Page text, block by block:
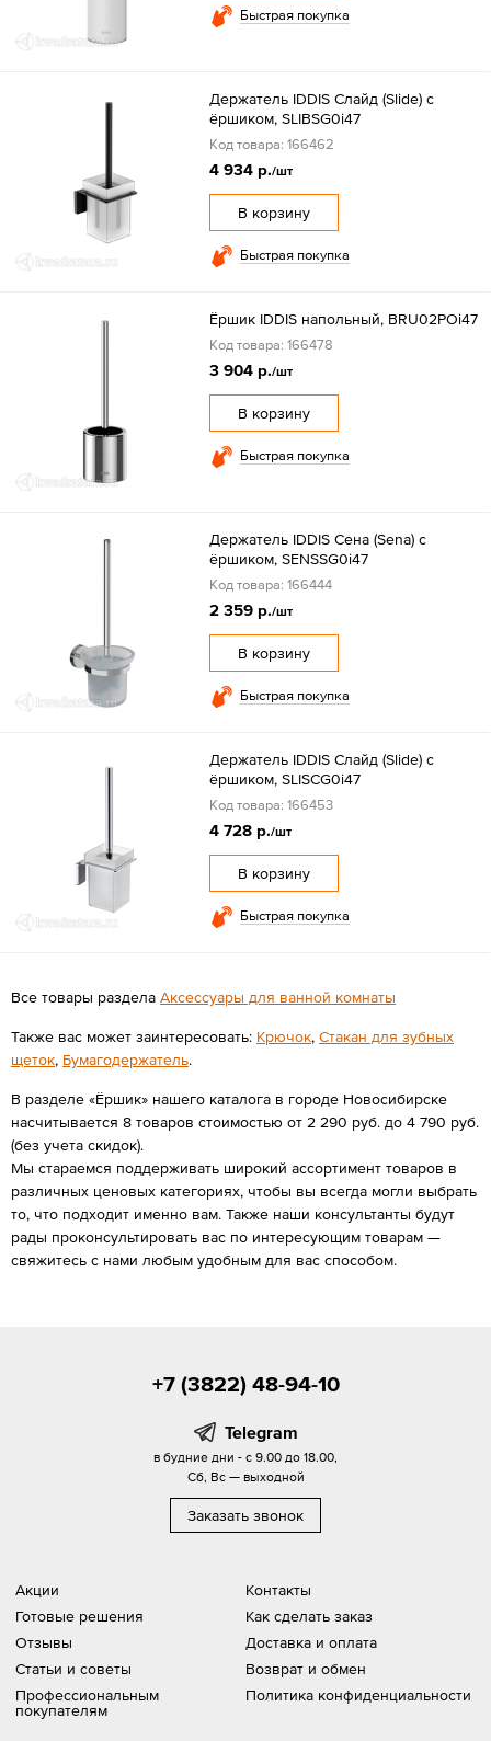
Быстрая покупка
Держатель IDDIS Слайд (Slide) с
ёршиком, SLIBSG0i47
Код товара: 166462
4 934 р./шт
В корзину
Быстрая покупка
Ёршик IDDIS напольный, BRU02POi47
Код товара: 166478
3 904 р./шт
В корзину
Быстрая покупка
Держатель IDDIS Сена (Sena) с
ёршиком, SENSSG0i47
Код товара: 166444
2 359 р./шт
В корзину
Быстрая покупка
Держатель IDDIS Слайд (Slide) с
ёршиком, SLISCG0i47
Код товара: 166453
4 728 р./шт
В корзину
Быстрая покупка
Все товары раздела Аксессуары для ванной комнаты
Также вас может заинтересовать: Крючок, Стакан для зубных
щеток, Бумагодержатель.
В разделе «Ёршик» нашего каталога в городе Новосибирске
насчитывается 8 товаров стоимостью от 2 290 руб. до 4 790 руб.
(без учета скидок).
Мы стараемся поддерживать широкий ассортимент товаров в
различных ценовых категориях, чтобы вы всегда могли выбрать
то, что подходит именно вам. Также наши консультанты будут
рады проконсультировать вас по интересующим товарам —
свяжитесь с нами любым удобным для вас способом.
Акции
Готовые решения
Отзывы
Статьи и советы
Профессиональным
покупателям
Контакты
Как сделать заказ
Доставка и оплата
Возврат и обмен
Политика конфиденциальности
+7 (3822) 48-94-10
Telegram
в будние дни - с 9.00 до 18.00,
Сб, Вс — выходной
Заказать звонок